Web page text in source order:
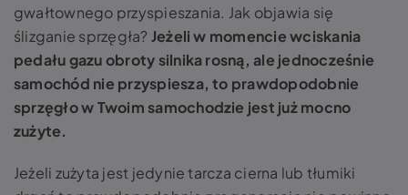
gwałtownego przyspieszania. Jak objawia się
ślizganie sprzęgła? Jeżeli w momencie wciskania
pedału gazu obroty silnika rosną, ale jednocześnie
samochód nie przyspiesza, to prawdopodobnie
sprzęgło w Twoim samochodzie jest już mocno
zużyte.
Jeżeli zużyta jest jedynie tarcza cierna lub tłumiki